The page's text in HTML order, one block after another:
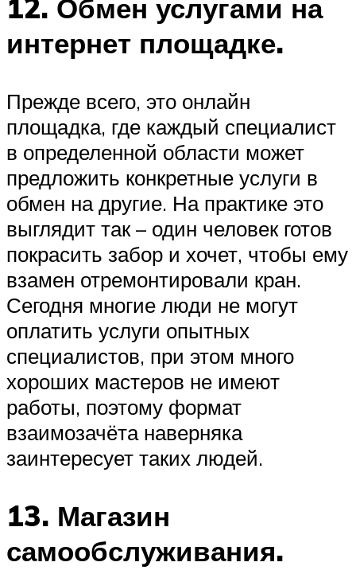
12. Обмен услугами на
интернет площадке.
Прежде всего, это онлайн
площадка, где каждый специалист
в определенной области может
предложить конкретные услуги в
обмен на другие. На практике это
выглядит так – один человек готов
покрасить забор и хочет, чтобы ему
взамен отремонтировали кран.
Сегодня многие люди не могут
оплатить услуги опытных
специалистов, при этом много
хороших мастеров не имеют
работы, поэтому формат
взаимозачёта наверняка
заинтересует таких людей.
13. Магазин
самообслуживания.